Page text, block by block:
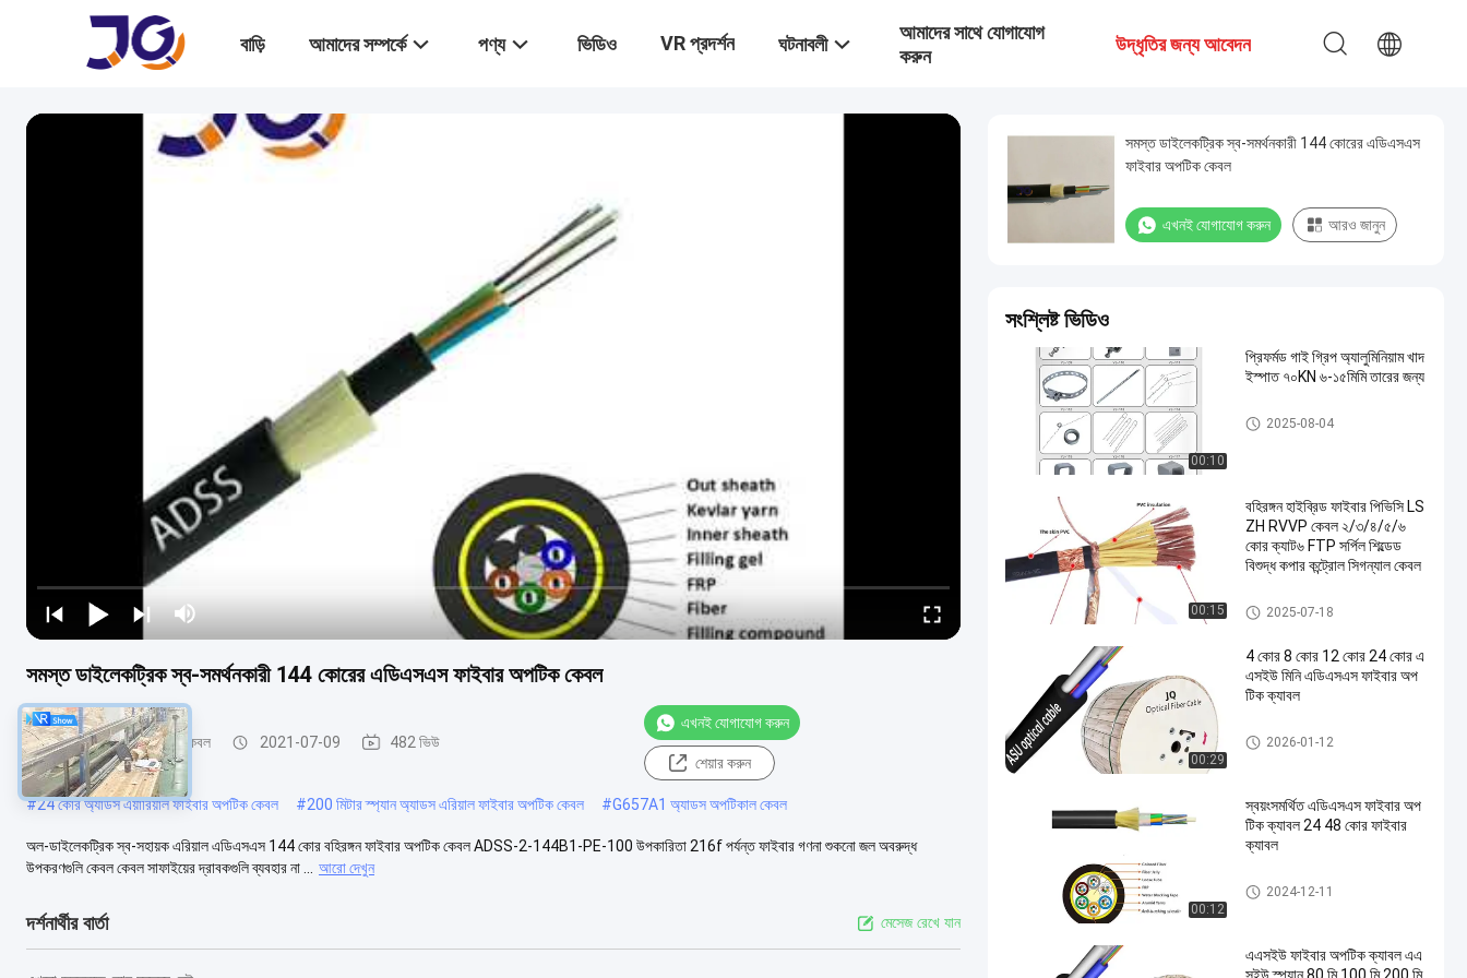
বাড়ি আমাদের সম্পর্কে পণ্য ভিডিও VR প্রদর্শন ঘটনাবলী
আমাদের সাথে যোগাযোগ
করুন
উদ্ধৃতির জন্য আবেদন
সমস্ত ডাইলেকট্রিক স্ব-সমর্থনকারী 144 কোরের এডিএসএস ফাইবার অপটিক কেবল
এডিএসএস ফাইবার অপটিক কেবল 2021-07-09 482 ভিউ
এখনই যোগাযোগ করুন
শেয়ার করুন
#24 কোর অ্যাডস এয়ারিয়াল ফাইবার অপটিক কেবল #200 মিটার স্প্যান অ্যাডস এরিয়াল ফাইবার অপটিক কেবল #G657A1 অ্যাডস অপটিকাল কেবল
অল-ডাইলেকট্রিক স্ব-সহায়ক এরিয়াল এডিএসএস 144 কোর বহিরঙ্গন ফাইবার অপটিক কেবল ADSS-2-144B1-PE-100 উপকারিতা 216f পর্যন্ত ফাইবার গণনা শুকনো জল অবরুদ্ধ
উপকরণগুলি কেবল কেবল সাফাইয়ের দ্রাবকগুলি ব্যবহার না ...
আরো দেখুন
দর্শনার্থীর বার্তা মেসেজ রেখে যান
সমস্ত ডাইলেকট্রিক স্ব-সমর্থনকারী 144 কোরের এডিএসএস
ফাইবার অপটিক কেবল
এখনই যোগাযোগ করুন আরও জানুন
সংশ্লিষ্ট ভিডিও
00:10
প্রিফর্মড গাই গ্রিপ অ্যালুমিনিয়াম খাদ
ইস্পাত ৭০KN ৬-১৫মিমি তারের জন্য
ফাইবার অপটিক আনুষাঙ্গিক
2025-08-04
00:15
বহিরঙ্গন হাইব্রিড ফাইবার পিভিসি LS
ZH RVVP কেবল ২/৩/৪/৫/৬
কোর ক্যাট৬ FTP সর্পিল শিল্ডেড
বিশুদ্ধ কপার কন্ট্রোল সিগন্যাল কেবল
এডিএসএস ফাইবার অপটিক কেবল
2025-07-18
00:29
4 কোর 8 কোর 12 কোর 24 কোর এ
এসইউ মিনি এডিএসএস ফাইবার অপ
টিক ক্যাবল
আউটডোর ফাইবার অপটিক কেবল
2026-01-12
00:12
স্বয়ংসমর্থিত এডিএসএস ফাইবার অপ
টিক ক্যাবল 24 48 কোর ফাইবার
ক্যাবল
এডিএসএস ফাইবার অপটিক কেবল
2024-12-11
এএসইউ ফাইবার অপটিক ক্যাবল এএ